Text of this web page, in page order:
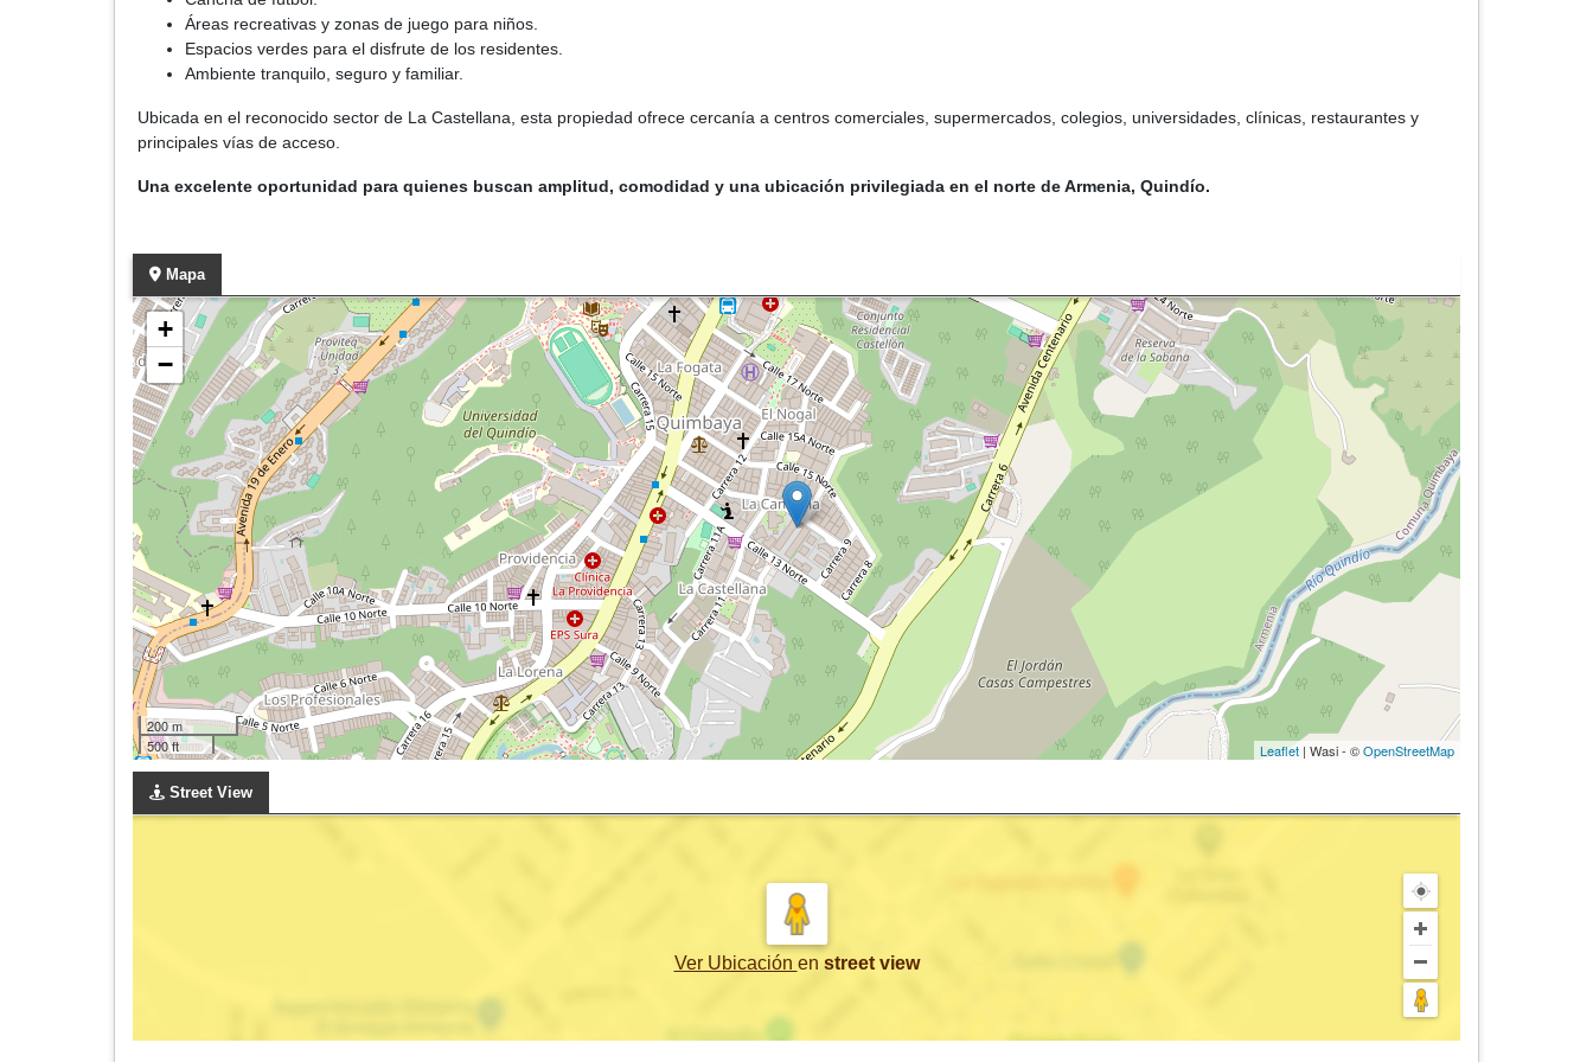
Áreas recreativas y zonas de juego para niños.
Espacios verdes para el disfrute de los residentes.
Ambiente tranquilo, seguro y familiar.
Ubicada en el reconocido sector de La Castellana, esta propiedad ofrece cercanía a centros comerciales, supermercados, colegios, universidades, clínicas, restaurantes y
principales vías de acceso.
Una excelente oportunidad para quienes buscan amplitud, comodidad y una ubicación privilegiada en el norte de Armenia, Quindío.
Mapa
+
−
200 m
500 ft
Leaflet | Wasi - ©OpenStreetMap
Street View
Ver Ubicación en street view